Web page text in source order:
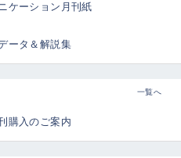
ケーション月刊紙
ータ＆解説集
一覧へ
購入のご案内